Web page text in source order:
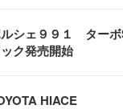
シェ９９１ ター
ク発売開始
HIACE